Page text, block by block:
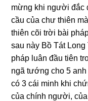
mừng khi người đắc
cầu của chư thiên
thiên cõi trời bài
sau này Bồ Tát
pháp luân đầu tiên
ngã tướng cho 5
có 3 cái minh khi
của chính người,